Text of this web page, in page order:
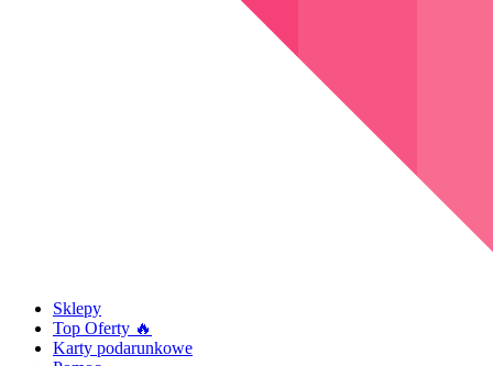
Sklepy
Top Oferty 🔥
Karty podarunkowe